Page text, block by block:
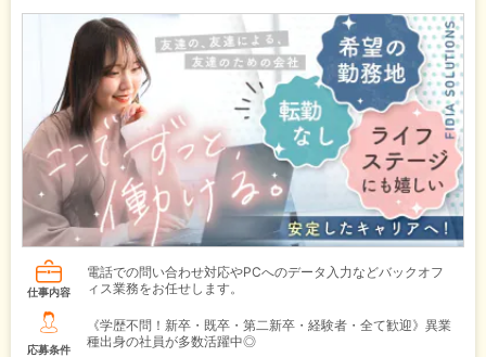
仕事内容
電話での問い合わせ対応やPCへのデータ入力などバックオフ
ィス業務をお任せします。
応募条件
《学歴不問！新卒・既卒・第二新卒・経験者・全て歓迎》異業
種出身の社員が多数活躍中◎